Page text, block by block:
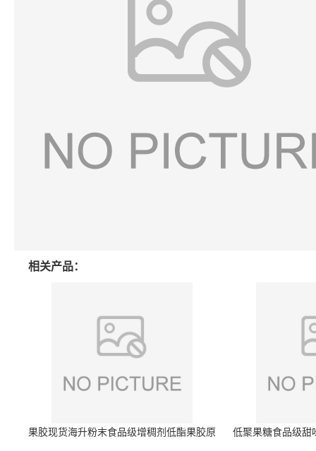
相关产品：
果胶现货海升粉末食品级增稠剂低酯果胶原
低聚果糖食品级甜